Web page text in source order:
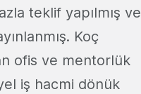
teklif yapılmış ve
Koç
ofis ve mentorlük
iş hacmi dönük